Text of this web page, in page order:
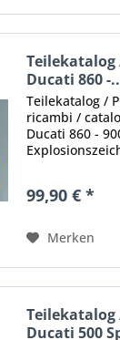
Teilekatalog
Ducati 860 -
Teilekatalog /
ricambi /
Ducati 860 -
Angaben
99,90 € *
Merken
Ducati 500